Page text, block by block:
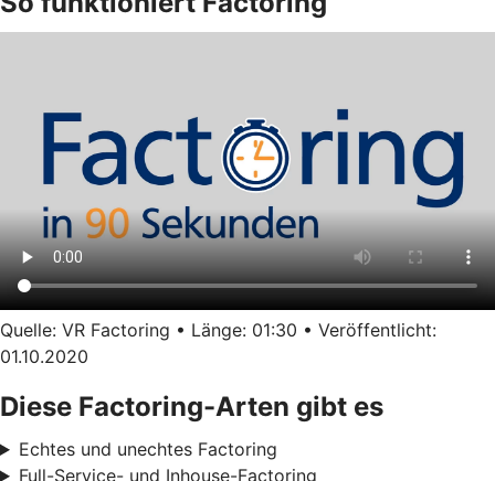
Quelle: VR Factoring • Länge: 01:30 • Veröffentlicht:
01.10.2020
Diese Factoring-Arten gibt es
Echtes und unechtes Factoring
Full-Service- und Inhouse-Factoring